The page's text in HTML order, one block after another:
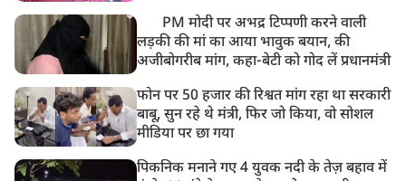
PM मोदी पर अभद्र टिप्पणी करने वाली
लड़की की मां का आया भावुक बयान, की
अजीबोगरीब मांग, कहा-बेटी को गोद लें प्रधानमंत्री
फोन पर 50 हजार की रिश्वत मांग रहा था सरकारी
बाबू, सुन रहे थे मंत्री, फिर जो किया, वो सोशल
मीडिया पर छा गया
पिकनिक मनाने गए 4 युवक नदी के तेज़ बहाव में